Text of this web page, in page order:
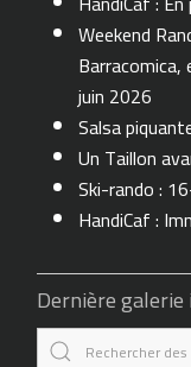
Weekend
juin 2026
Salsa
Un Taillon
Ski-rando :
HandiCaf :
Dernière